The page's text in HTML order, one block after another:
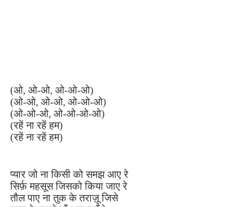
(ओ, ओ-ओ, ओ-ओ-ओ)
(ओ-ओ, ओ-ओ, ओ-ओ-ओ)
(ओ-ओ-ओ, ओ-ओ-ओ-ओ)
(रहें ना रहें हम)
(रहें ना रहें हम)
प्यार जो ना किसी को समझ आए रे
सिर्फ़ महसूस जिसको किया जाए रे
तौल पाए ना तुक के तराज़ू जिसे